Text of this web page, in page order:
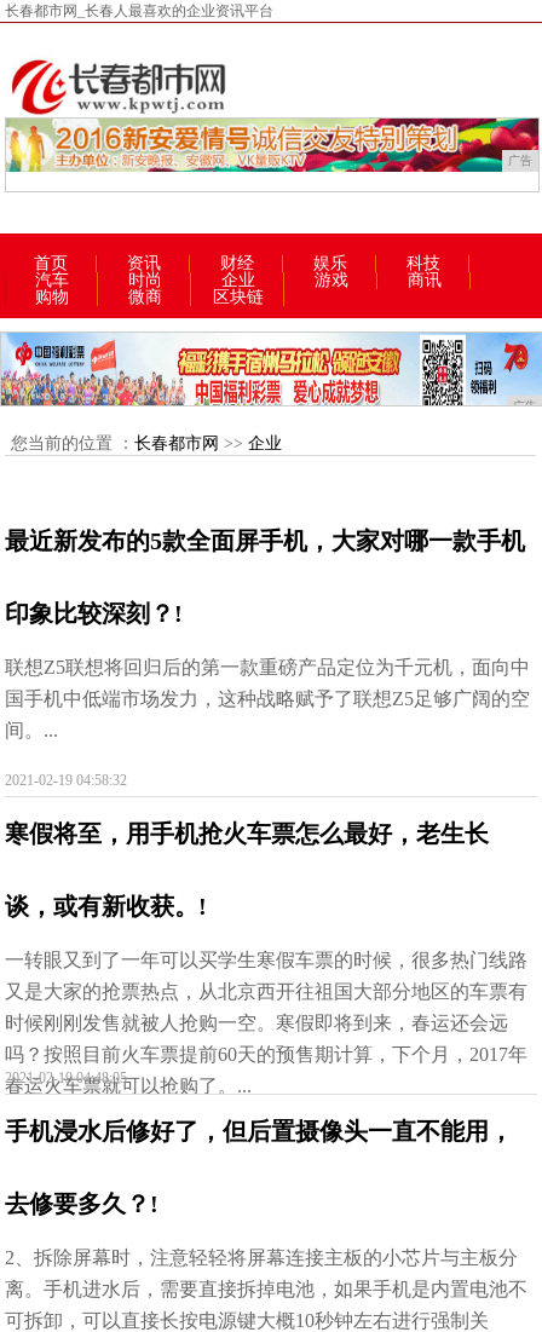
长春都市网_长春人最喜欢的企业资讯平台
广告
首页 资讯 财经 娱乐
科技
汽车
时尚 企业 游戏
商讯
购物
微商 区块链
广告
您当前的位置 ： 长春都市网 >> 企业
最近新发布的5款全面屏手机，大家对哪一款手机
印象比较深刻？!
联想Z5联想将回归后的第一款重磅产品定位为千元机，面向中
国手机中低端市场发力，这种战略赋予了联想Z5足够广阔的空
间。...
2021-02-19 04:58:32
寒假将至，用手机抢火车票怎么最好，老生长
谈，或有新收获。!
一转眼又到了一年可以买学生寒假车票的时候，很多热门线路
又是大家的抢票热点，从北京西开往祖国大部分地区的车票有
时候刚刚发售就被人抢购一空。寒假即将到来，春运还会远
吗？按照目前火车票提前60天的预售期计算，下个月，2017年
春运火车票就可以抢购了。...
2021-02-19 04:48:05
手机浸水后修好了，但后置摄像头一直不能用，
去修要多久？!
2、拆除屏幕时，注意轻轻将屏幕连接主板的小芯片与主板分
离。手机进水后，需要直接拆掉电池，如果手机是内置电池不
可拆卸，可以直接长按电源键大概10秒钟左右进行强制关